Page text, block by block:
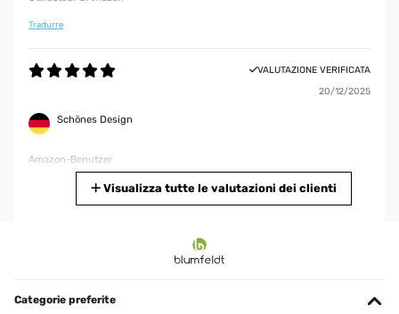
Tradurre
VALUTAZIONE VERIFICATA
20/12/2025
Schönes Design
Amazon-Benutzer
Visualizza tutte le valutazioni dei clienti
Categorie preferite